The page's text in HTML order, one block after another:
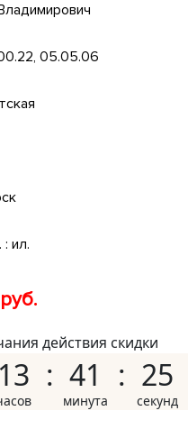
05.05.06
: ил.
действия скидки
13 41 24